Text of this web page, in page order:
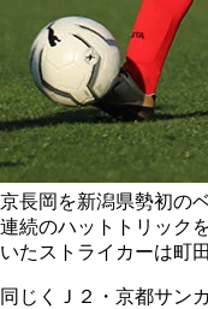
京長岡を新潟県勢初の
連続のハットトリック
いたストライカーは町
同じくＪ２・京都サン